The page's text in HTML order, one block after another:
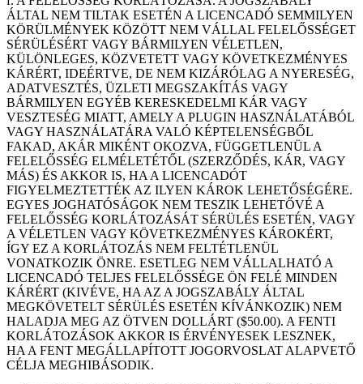
ÁLTAL NEM TILTAK ESETÉN A LICENCADÓ SEMMILYEN
KÖRÜLMÉNYEK KÖZÖTT NEM VÁLLAL FELELŐSSÉGET
SÉRÜLÉSÉRT VAGY BÁRMILYEN VÉLETLEN,
KÜLÖNLEGES, KÖZVETETT VAGY KÖVETKEZMÉNYES
KÁRÉRT, IDEÉRTVE, DE NEM KIZÁRÓLAG A NYERESÉG,
ADATVESZTÉS, ÜZLETI MEGSZAKÍTÁS VAGY
BÁRMILYEN EGYÉB KERESKEDELMI KÁR VAGY
VESZTESÉG MIATT, AMELY A PLUGIN HASZNÁLATÁBÓL
VAGY HASZNÁLATÁRA VALÓ KÉPTELENSÉGBŐL
FAKAD, AKÁR MIKÉNT OKOZVA, FÜGGETLENÜL A
FELELŐSSÉG ELMÉLETÉTŐL (SZERZŐDÉS, KÁR, VAGY
MÁS) ÉS AKKOR IS, HA A LICENCADÓT
FIGYELMEZTETTÉK AZ ILYEN KÁROK LEHETŐSÉGÉRE.
EGYES JOGHATÓSÁGOK NEM TESZIK LEHETŐVÉ A
FELELŐSSÉG KORLÁTOZÁSÁT SÉRÜLÉS ESETÉN, VAGY
A VÉLETLEN VAGY KÖVETKEZMÉNYES KÁROKÉRT,
ÍGY EZ A KORLÁTOZÁS NEM FELTÉTLENÜL
VONATKOZIK ÖNRE. ESETLEG NEM VÁLLALHATÓ A
LICENCADÓ TELJES FELELŐSSÉGE ÖN FELÉ MINDEN
KÁRÉRT (KIVÉVE, HA AZ A JOGSZABÁLY ÁLTAL
MEGKÖVETELT SÉRÜLÉS ESETÉN KÍVÁNKOZIK) NEM
HALADJA MEG AZ ÖTVEN DOLLÁRT ($50.00). A FENTI
KORLÁTOZÁSOK AKKOR IS ÉRVÉNYESEK LESZNEK,
HA A FENT MEGÁLLAPÍTOTT JOGORVOSLAT ALAPVETŐ
CÉLJA MEGHIBÁSODIK.